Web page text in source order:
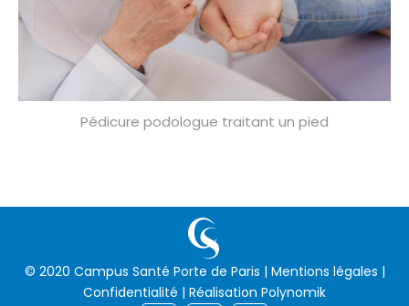
Pédicure podologue traitant un pied
© 2020 Campus Santé Porte de Paris | Mentions légales |
Confidentialité | Réalisation Polynomik